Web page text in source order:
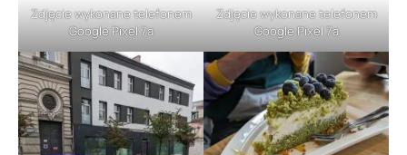
Zdjęcie wykonane telefonem
Google Pixel 7a
Zdjęcie wykonane telefonem
Google Pixel 7a